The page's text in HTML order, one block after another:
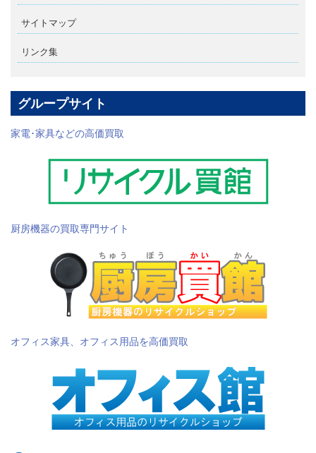
サイトマップ
リンク集
グループサイト
家電･家具などの高価買取
厨房機器の買取専門サイト
オフィス家具、オフィス用品を高価買取